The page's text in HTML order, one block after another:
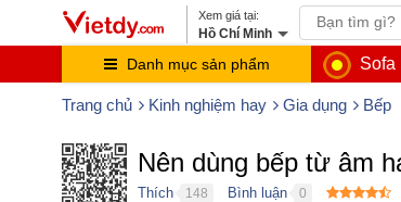
Hồ Chí Minh
Danh mục sản phẩm Sofa
Trang chủ Kinh nghiệm hay Gia dụng Bếp
Nên dùng bếp từ âm
Thích 148 Bình luận 0